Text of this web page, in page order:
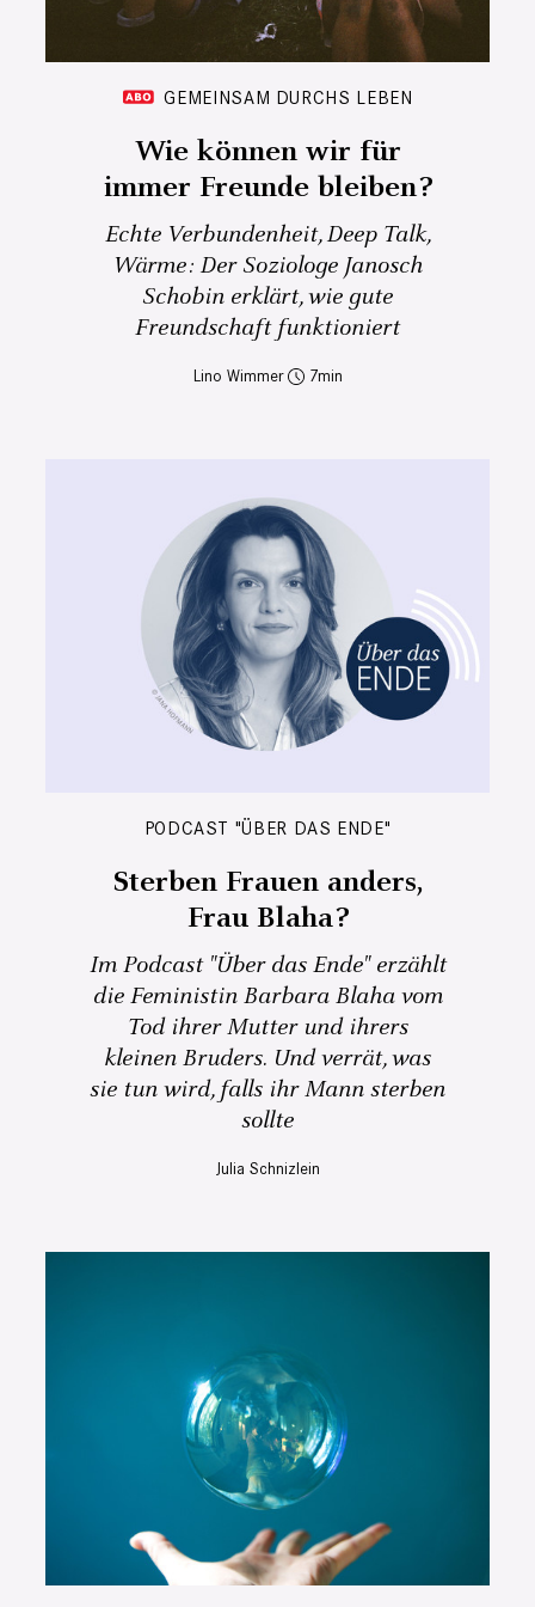
GEMEINSAM DURCHS LEBEN
Wie können wir für
immer Freunde bleiben?
Echte Verbundenheit, Deep Talk,
Wärme: Der Soziologe Janosch
Schobin erklärt, wie gute
Freundschaft funktioniert
Lino Wimmer 7
PODCAST "ÜBER DAS ENDE"
Sterben Frauen anders,
Frau Blaha?
Im Podcast "Über das Ende" erzählt
die Feministin Barbara Blaha vom
Tod ihrer Mutter und ihrers
kleinen Bruders. Und verrät, was
sie tun wird, falls ihr Mann sterben
sollte
Julia Schnizlein